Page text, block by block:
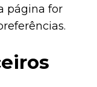
página for